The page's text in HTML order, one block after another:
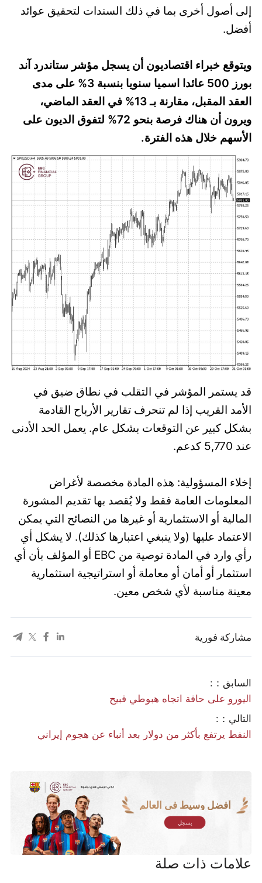
إلى أصول أخرى بما في ذلك السندات لتحقيق عوائد
أفضل.
ويتوقع خبراء اقتصاديون أن يسجل مؤشر ستاندرد آند
بورز 500 عائدا اسميا سنويا بنسبة 3% على مدى
العقد المقبل، مقارنة بـ 13% في العقد الماضي،
ويرون أن هناك فرصة بنحو 72% لتفوق الديون على
الأسهم خلال هذه الفترة.
قد يستمر المؤشر في التقلب في نطاق ضيق في
الأمد القريب إذا لم تنحرف تقارير الأرباح القادمة
بشكل كبير عن التوقعات بشكل عام. يعمل الحد الأدنى
عند 5,770 كدعم.
إخلاء المسؤولية: هذه المادة مخصصة لأغراض
المعلومات العامة فقط ولا يُقصد بها تقديم المشورة
المالية أو الاستثمارية أو غيرها من النصائح التي يمكن
الاعتماد عليها (ولا ينبغي اعتبارها كذلك). لا يشكل أي
رأي وارد في المادة توصية من EBC أو المؤلف بأن أي
استثمار أو أمان أو معاملة أو استراتيجية استثمارية
معينة مناسبة لأي شخص معين.
مشاركة فورية
السابق：:
اليورو على حافة اتجاه هبوطي قبيح
التالي：:
النفط يرتفع بأكثر من دولار بعد أنباء عن هجوم إيراني
أفضل وسيط في العالم
يسجل
علامات ذات صلة